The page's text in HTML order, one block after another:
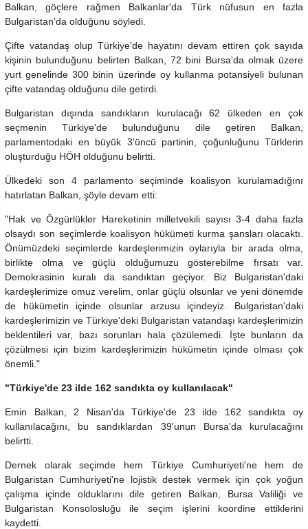
Balkan, göçlere rağmen Balkanlar'da Türk nüfusun en fazla
Bulgaristan'da olduğunu söyledi.
Çifte vatandaş olup Türkiye'de hayatını devam ettiren çok sayıda
kişinin bulunduğunu belirten Balkan, 72 bini Bursa'da olmak üzere
yurt genelinde 300 binin üzerinde oy kullanma potansiyeli bulunan
çifte vatandaş olduğunu dile getirdi.
Bulgaristan dışında sandıkların kurulacağı 62 ülkeden en çok
seçmenin Türkiye'de bulunduğunu dile getiren Balkan,
parlamentodaki en büyük 3'üncü partinin, çoğunluğunu Türklerin
oluşturduğu HÖH olduğunu belirtti.
Ülkedeki son 4 parlamento seçiminde koalisyon kurulamadığını
hatırlatan Balkan, şöyle devam etti:
"Hak ve Özgürlükler Hareketinin milletvekili sayısı 3-4 daha fazla
olsaydı son seçimlerde koalisyon hükümeti kurma şansları olacaktı.
Önümüzdeki seçimlerde kardeşlerimizin oylarıyla bir arada olma,
birlikte olma ve güçlü olduğumuzu gösterebilme fırsatı var.
Demokrasinin kuralı da sandıktan geçiyor. Biz Bulgaristan'daki
kardeşlerimize omuz verelim, onlar güçlü olsunlar ve yeni dönemde
de hükümetin içinde olsunlar arzusu içindeyiz. Bulgaristan'daki
kardeşlerimizin ve Türkiye'deki Bulgaristan vatandaşı kardeşlerimizin
beklentileri var, bazı sorunları hala çözülemedi. İşte bunların da
çözülmesi için bizim kardeşlerimizin hükümetin içinde olması çok
önemli."
"Türkiye'de 23 ilde 162 sandıkta oy kullanılacak"
Emin Balkan, 2 Nisan'da Türkiye'de 23 ilde 162 sandıkta oy
kullanılacağını, bu sandıklardan 39'unun Bursa'da kurulacağını
belirtti.
Dernek olarak seçimde hem Türkiye Cumhuriyeti'ne hem de
Bulgaristan Cumhuriyeti'ne lojistik destek vermek için çok yoğun
çalışma içinde olduklarını dile getiren Balkan, Bursa Valiliği ve
Bulgaristan Konsolosluğu ile seçim işlerini koordine ettiklerini
kaydetti.